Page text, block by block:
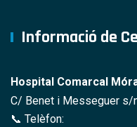
Informació de
Hospital Comarcal
C/ Benet i Messeguer s/
📞 Telèfon: